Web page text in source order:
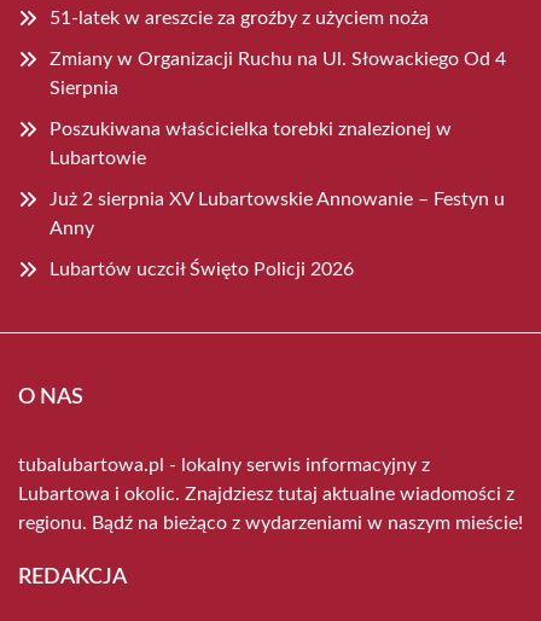
51-latek w areszcie za groźby z użyciem noża
Zmiany w Organizacji Ruchu na Ul. Słowackiego Od 4
Sierpnia
Poszukiwana właścicielka torebki znalezionej w
Lubartowie
Już 2 sierpnia XV Lubartowskie Annowanie – Festyn u
Anny
Lubartów uczcił Święto Policji 2026
O NAS
tubalubartowa.pl - lokalny serwis informacyjny z
Lubartowa i okolic. Znajdziesz tutaj aktualne wiadomości z
regionu. Bądź na bieżąco z wydarzeniami w naszym mieście!
REDAKCJA